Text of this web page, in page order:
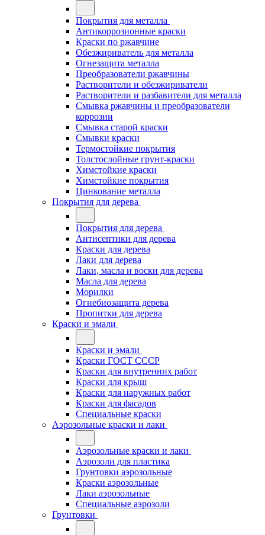
Покрытия для металла
Антикоррозионные краски
Краски по ржавчине
Обезжириватель для металла
Огнезащита металла
Преобразователи ржавчины
Растворители и обезжириватели
Растворители и разбавители для металла
Смывка ржавчины и преобразователи
коррозии
Смывка старой краски
Смывки краски
Термостойкие покрытия
Толстослойные грунт-краски
Химстойкие краски
Химстойкие покрытия
Цинкование металла
Покрытия для дерева
Покрытия для дерева
Антисептики для дерева
Краски для дерева
Лаки для дерева
Лаки, масла и воски для дерева
Масла для дерева
Морилки
Огнебиозащита дерева
Пропитки для дерева
Краски и эмали
Краски и эмали
Краски ГОСТ СССР
Краски для внутренних работ
Краски для крыш
Краски для наружных работ
Краски для фасадов
Специальные краски
Аэрозольные краски и лаки
Аэрозольные краски и лаки
Аэрозоли для пластика
Грунтовки аэрозольные
Краски аэрозольные
Лаки аэрозольные
Специальные аэрозоли
Грунтовки